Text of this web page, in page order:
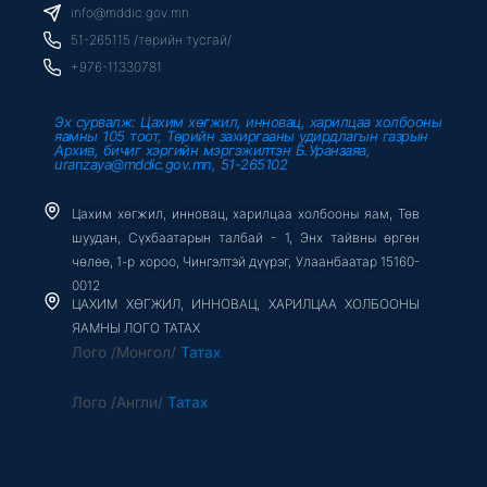
o
k
f
r
e
info@mddic.gov.mn
51-265115 /төрийн тусгай/
+976-11330781
Эх сурвалж: Цахим хөгжил, инновац, харилцаа холбооны
яамны 105 тоот, Төрийн захиргааны удирдлагын газрын
Архив, бичиг хэргийн мэргэжилтэн Б.Уранзаяа,
uranzaya@mddic.gov.mn, 51-265102
Цахим хөгжил, инновац, харилцаа холбооны яам, Төв
шуудан, Сүхбаатарын талбай - 1, Энх тайвны өргөн
чөлөө, 1-р хороо, Чингэлтэй дүүрэг, Улаанбаатар 15160-
0012
ЦАХИМ ХӨГЖИЛ, ИННОВАЦ, ХАРИЛЦАА ХОЛБООНЫ
ЯАМНЫ ЛОГО ТАТАХ
Лого /Монгол/ Татах
Лого /Англи/ Татах